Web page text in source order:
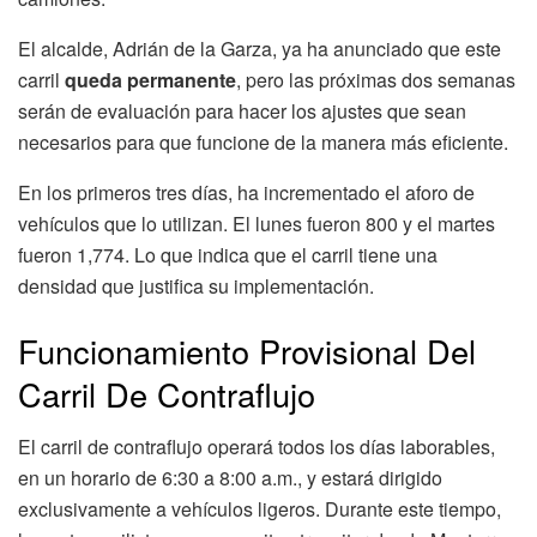
El alcalde, Adrián de la Garza, ya ha anunciado que este
carril queda permanente, pero las próximas dos semanas
serán de evaluación para hacer los ajustes que sean
necesarios para que funcione de la manera más eficiente.
En los primeros tres días, ha incrementado el aforo de
vehículos que lo utilizan. El lunes fueron 800 y el martes
fueron 1,774. Lo que indica que el carril tiene una
densidad que justifica su implementación.
Funcionamiento Provisional Del
Carril De Contraflujo
El carril de contraflujo operará todos los días laborables,
en un horario de 6:30 a 8:00 a.m., y estará dirigido
exclusivamente a vehículos ligeros. Durante este tiempo,